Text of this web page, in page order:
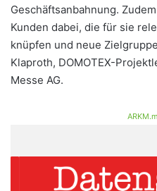
Geschäftsanbahnung.
Kunden dabei, die für sie
knüpfen und neue
Klaproth, DOMOTEX-
Messe AG.